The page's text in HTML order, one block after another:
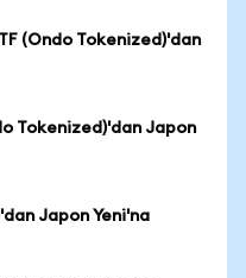
(Ondo Tokenized)'dan
Tokenized)'dan Japon
Japon Yeni'na